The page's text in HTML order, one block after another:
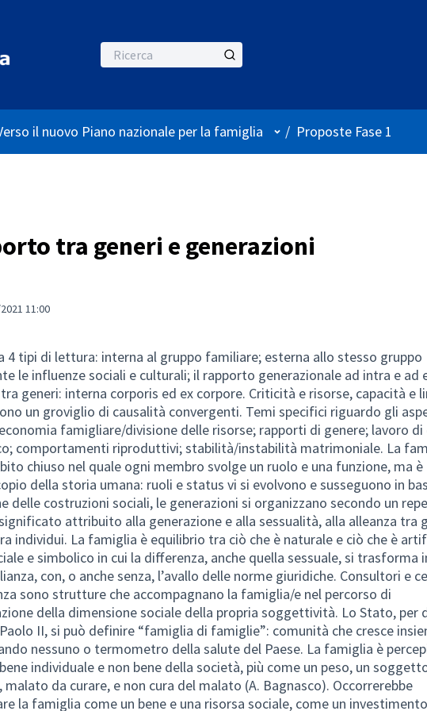
il nuovo Piano nazionale per la famiglia Menù utente
/ Proposte Fase 1
tra generi e generazioni
11:00
4 tipi di lettura: interna al gruppo familiare; esterna allo stesso gruppo
le influenze sociali e culturali; il rapporto generazionale ad intra e ad
generi: interna corporis ed ex corpore. Criticità e risorse, capacità e
un groviglio di causalità convergenti. Temi specifici riguardo gli
famigliare/divisione delle risorse; rapporti di genere; lavoro di
comportamenti riproduttivi; stabilità/instabilità matrimoniale. La
chiuso nel quale ogni membro svolge un ruolo e una funzione, ma è
della storia umana: ruoli e status vi si evolvono e susseguono in
delle costruzioni sociali, le generazioni si organizzano secondo un
attribuito alla generazione e alla sessualità, alla alleanza tra
individui. La famiglia è equilibrio tra ciò che è naturale e ciò che è
e simbolico in cui la differenza, anche quella sessuale, si trasforma
con, o anche senza, l’avallo delle norme giuridiche. Consultori e
sono strutture che accompagnano la famiglia/e nel percorso di
della dimensione sociale della propria soggettività. Lo Stato, per
II, si può definire “famiglia di famiglie”: comunità che cresce
nessuno o termometro della salute del Paese. La famiglia è
individuale e non bene della società, più come un peso, un
malato da curare, e non cura del malato (A. Bagnasco). Occorrerebbe
la famiglia come un bene e una risorsa sociale, come un